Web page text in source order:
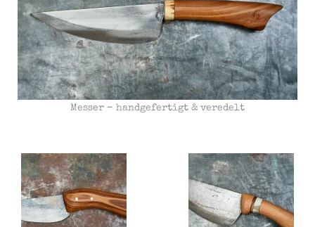
Messer – handgefertigt & veredelt